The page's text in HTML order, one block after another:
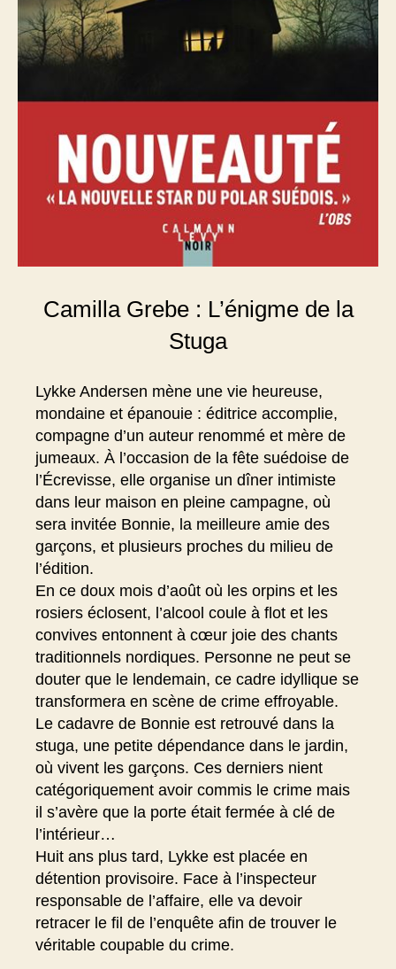
Camilla Grebe : L’énigme de la
Stuga
Lykke Andersen mène une vie heureuse,
mondaine et épanouie : éditrice accomplie,
compagne d’un auteur renommé et mère de
jumeaux. À l’occasion de la fête suédoise de
l’Écrevisse, elle organise un dîner intimiste
dans leur maison en pleine campagne, où
sera invitée Bonnie, la meilleure amie des
garçons, et plusieurs proches du milieu de
l’édition.
En ce doux mois d’août où les orpins et les
rosiers éclosent, l’alcool coule à flot et les
convives entonnent à cœur joie des chants
traditionnels nordiques. Personne ne peut se
douter que le lendemain, ce cadre idyllique se
transformera en scène de crime effroyable.
Le cadavre de Bonnie est retrouvé dans la
stuga, une petite dépendance dans le jardin,
où vivent les garçons. Ces derniers nient
catégoriquement avoir commis le crime mais
il s’avère que la porte était fermée à clé de
l’intérieur…
Huit ans plus tard, Lykke est placée en
détention provisoire. Face à l’inspecteur
responsable de l’affaire, elle va devoir
retracer le fil de l’enquête afin de trouver le
véritable coupable du crime.